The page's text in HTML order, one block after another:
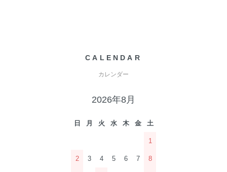
CALENDAR
カレンダー
2026年8月
日 月 火 水 木 金 土
1
2 3 4 5 6 7 8